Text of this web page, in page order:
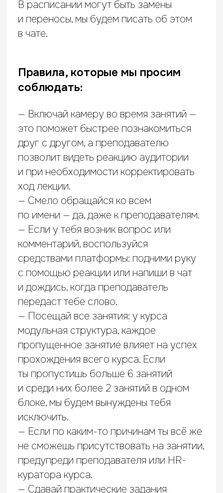
пропущенное занятие влияет на успех
прохождения всего курса. Если
ты пропустишь больше 6 занятий
и среди них более 2 занятий в одном
— Если по каким-то причинам ты всё же
не сможешь присутствовать на занятии,
предупреди преподавателя или HR-
— Сдавай практические задания
вовремя: на выполнение задания даётся
неделя. Работы, присланные
по истечении срока, к оценке
не принимаются и не засчитываются.
— Для получения сертификата тебе
необходимо сдать в срок все
не меньше чем на 3 балла.
Расписание